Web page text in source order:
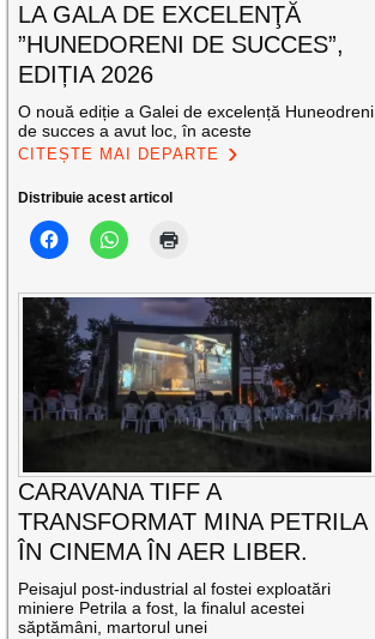
LA GALA DE EXCELENŢĂ
”HUNEDORENI DE SUCCES”,
EDIȚIA 2026
O nouă ediție a Galei de excelență Huneodreni
de succes a avut loc, în aceste
CITEȘTE MAI DEPARTE
Distribuie acest articol
CARAVANA TIFF A
TRANSFORMAT MINA PETRILA
ÎN CINEMA ÎN AER LIBER.
Peisajul post-industrial al fostei exploatări
miniere Petrila a fost, la finalul acestei
săptămâni, martorul unei